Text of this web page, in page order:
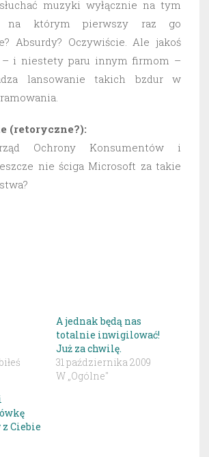
muzyki wyłącznie na tym
na którym pierwszy raz go
Absurdy? Oczywiście. Ale jakoś
– i niestety paru innym firmom –
lansowanie takich bzdur w
(retoryczne?):
Ochrony Konsumentów i
nie ściga Microsoft za takie
A jednak będą nas
totalnie inwigilować!
Już za chwilę.
31 października 2009
W „Ogólne"
Ciebie